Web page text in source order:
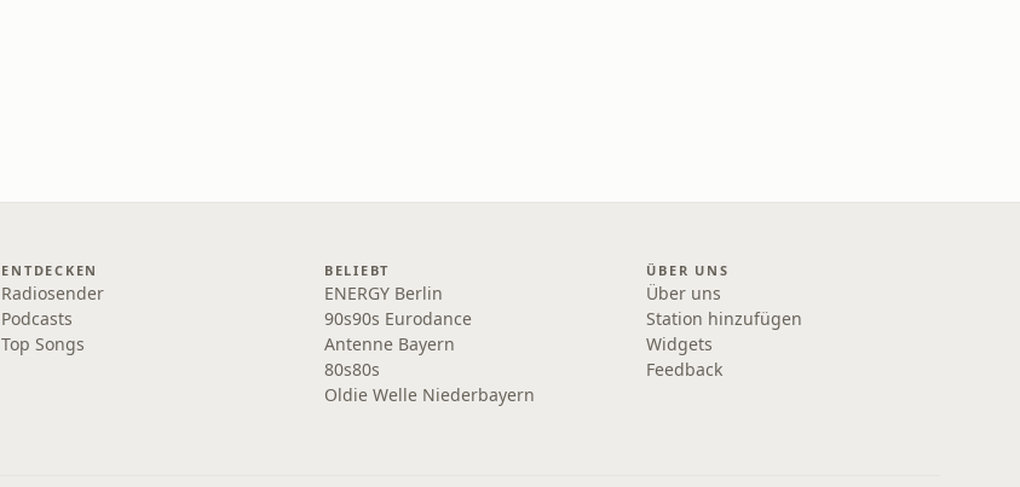
ENTDECKEN
Radiosender
Podcasts
Top Songs
BELIEBT
ENERGY Berlin
90s90s Eurodance
Antenne Bayern
80s80s
Oldie Welle Niederbayern
ÜBER UNS
Über uns
Station hinzufügen
Widgets
Feedback